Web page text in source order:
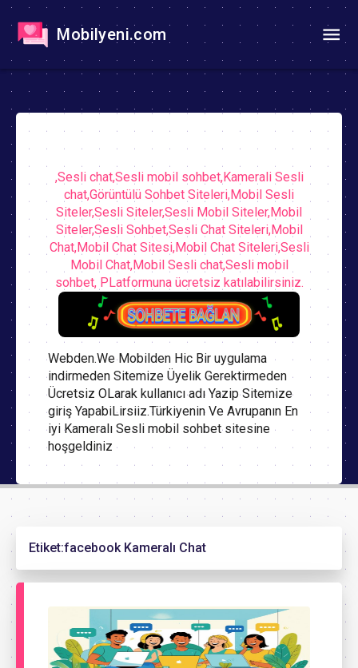
Mobilyeni.com
,Sesli chat,Sesli mobil sohbet,Kamerali Sesli
chat,Görüntülü Sohbet Siteleri,Mobil Sesli
Siteler,Sesli Siteler,Sesli Mobil Siteler,Mobil
Siteler,Sesli Sohbet,Sesli Chat Siteleri,Mobil
Chat,Mobil Chat Sitesi,Mobil Chat Siteleri,Sesli
Mobil Chat,Mobil Sesli chat,Sesli mobil
sohbet, PLatformuna ücretsiz katılabilirsiniz.
Webden.We Mobilden Hic Bir uygulama
indirmeden Sitemize Üyelik Gerektirmeden
Ücretsiz OLarak kullanıcı adı Yazip Sitemize
giriş YapabiLirsiiz.Türkiyenin Ve Avrupanın En
iyi Kameralı Sesli mobil sohbet sitesine
hoşgeldiniz
Etiket:facebook Kameralı Chat